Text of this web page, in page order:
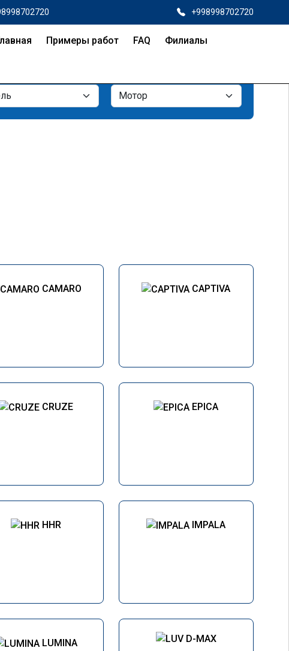
+998998702720
Примеры работ FAQ Филиалы
CAMARO CAPTIVA
CRUZE EPICA
HHR IMPALA
LUMINA